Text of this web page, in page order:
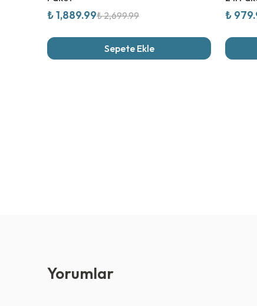
₺ 1,889.99₺ 2,699.99
Sepete Ekle
₺
Son
Yorumlar